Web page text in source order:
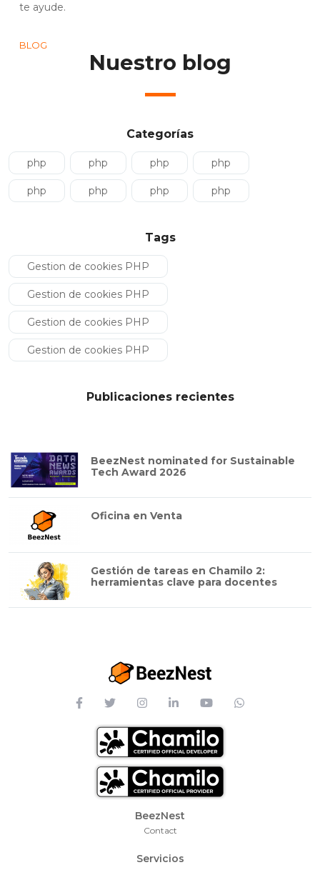
te ayude.
BLOG
Nuestro blog
Categorías
php php php php
php php php php
Tags
Gestion de cookies PHP
Gestion de cookies PHP
Gestion de cookies PHP
Gestion de cookies PHP
Publicaciones recientes
BeezNest nominated for Sustainable
Tech Award 2026
Oficina en Venta
Gestión de tareas en Chamilo 2:
herramientas clave para docentes
Footer Menu
BeezNest
Contact
Servicios